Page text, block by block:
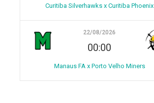
Curitiba Silverhawks x Curitiba Phoenix
22/08/2026
00:00
Manaus FA x Porto Velho Miners